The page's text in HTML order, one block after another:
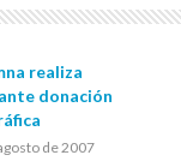
realiza
donación
de 2007